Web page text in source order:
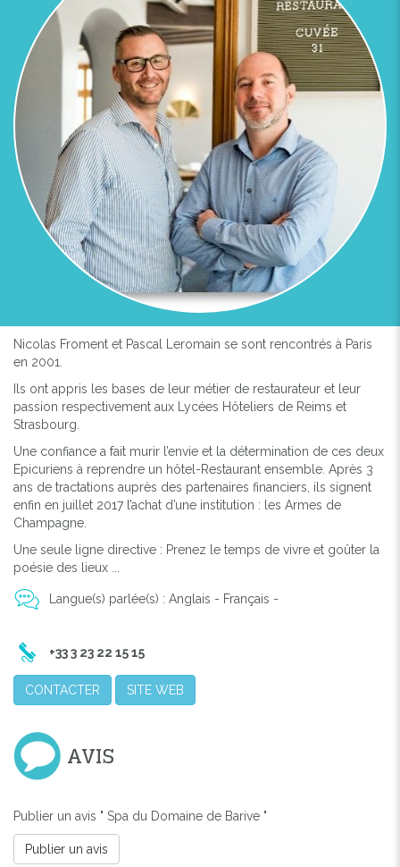
Previous Next
Nicolas Froment et Pascal Leromain se sont rencontrés à Paris
en 2001.
Ils ont appris les bases de leur métier de restaurateur et leur
passion respectivement aux Lycées Hôteliers de Reims et
Strasbourg.
Une confiance a fait murir l’envie et la détermination de ces deux
Epicuriens à reprendre un hôtel-Restaurant ensemble. Après 3
ans de tractations auprès des partenaires financiers, ils signent
enfin en juillet 2017 l’achat d’une institution : les Armes de
Champagne.
Une seule ligne directive : Prenez le temps de vivre et goûter la
poésie des lieux ...
Langue(s) parlée(s) : Anglais - Français -
+33 3 23 22 15 15
CONTACTER SITE WEB
AVIS
Publier un avis " Spa du Domaine de Barive "
Publier un avis